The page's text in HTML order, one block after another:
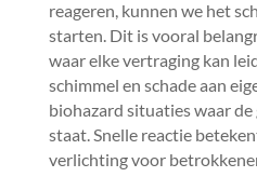
reageren, kunnen we het
starten.​ Dit is vooral
waar elke vertraging kan
schimmel en schade aan
biohazard situaties waar
staat.​ Snelle reactie
verlichting voor